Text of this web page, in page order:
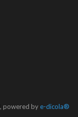
powered bye-dicola®